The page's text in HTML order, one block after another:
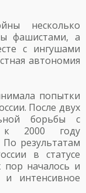
несколько
фашистами, а
с ингушами
автономия
попытки
После двух
борьбы с
к 2000 году
результатам
в статусе
пор началось и
и интенсивное